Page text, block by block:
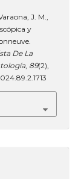
J. M.,
y
De La
, 89(2),